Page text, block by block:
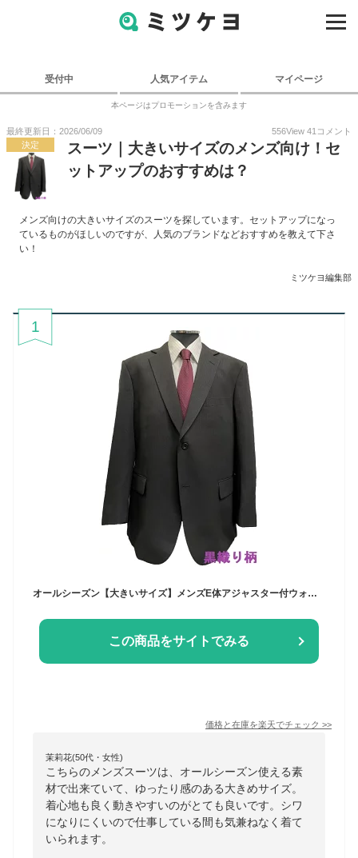
受付中 人気アイテム マイページ
本ページはプロモーションを含みます
最終更新日：2026/06/09 556View 41 コメント
決定
スーツ｜大きいサイズのメンズ向け！セ
ットアップのおすすめは？
メンズ向けの大きいサイズのスーツを探しています。セットアップになっ
ているものがほしいのですが、人気のブランドなどおすすめを教えて下さ
い！
ミツケヨ編集部
1
オールシーズン【大きいサイズ】メンズE体アジャスター付ウォッシャブル2つボタンツータックスーツ黒織り柄/黒ストライプ/紺ストライプ
この商品をサイトでみる
価格と在庫を楽天でチェック >>
茉莉花(50代・女性)
こちらのメンズスーツは、オールシーズン使える素
材で出来ていて、ゆったり感のある大きめサイズ。
着心地も良く動きやすいのがとても良いです。シワ
になりにくいので仕事している間も気兼ねなく着て
いられます。